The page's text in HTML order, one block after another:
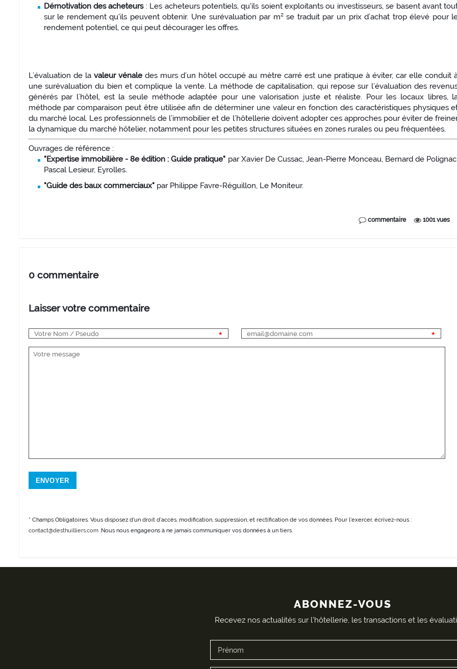
Démotivation des acheteurs: Les acheteurs potentiels, qu'ils soient exploitants ou investisseurs, se basent avant
sur le rendement qu'ils peuvent obtenir. Une surévaluation par m² se traduit par un prix d’achat trop élevé pour
rendement potentiel, ce qui peut décourager les offres.
L’évaluation de la valeur vénaledes murs d’un hôtel occupé au mètre carré est une pratique à éviter, car elle conduit
une surévaluation du bien et complique la vente. La méthode de capitalisation, qui repose sur l’évaluation des
générés par l’hôtel, est la seule méthode adaptée pour une valorisation juste et réaliste. Pour les locaux libres,
méthode par comparaison peut être utilisée afin de déterminer une valeur en fonction des caractéristiques physiques
du marché local. Les professionnels de l’immobilier et de l’hôtellerie doivent adopter ces approches pour éviter de
la dynamique du marché hôtelier, notamment pour les petites structures situées en zones rurales ou peu fréquentées.
Ouvrages de référence :
"Expertise immobilière - 8e édition : Guide pratique" par Xavier De Cussac, Jean-Pierre Monceau, Bernard de
Pascal Lesieur, Eyrolles.
"Guide des baux commerciaux"par Philippe Favre-Réguillon, Le Moniteur.
commentaire 1001 vues
0 commentaire
Laisser votre commentaire
* Champs Obligatoires. Vous disposez d'un droit d'accès, modification, suppression, et rectification de vos données. Pour l'exercer, écrivez-nous :
contact@desthuilliers.com.Nous nous engageons à ne jamais communiquer vos données à un tiers.
ABONNEZ-VOUS
Recevez nos actualités sur l'hôtellerie, les transactions et les